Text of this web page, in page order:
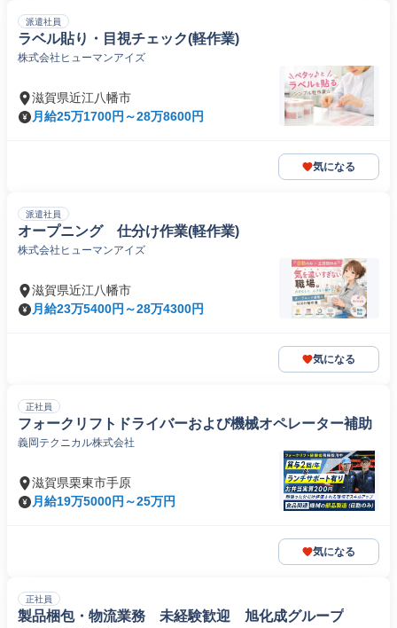
派遣社員
ラベル貼り・目視チェック(軽作業)
株式会社ヒューマンアイズ
滋賀県近江八幡市
月給25万1700円～28万8600円
気になる
派遣社員
オープニング 仕分け作業(軽作業)
株式会社ヒューマンアイズ
滋賀県近江八幡市
月給23万5400円～28万4300円
気になる
正社員
フォークリフトドライバーおよび機械オペレーター補助
義岡テクニカル株式会社
滋賀県栗東市手原
月給19万5000円～25万円
気になる
正社員
製品梱包・物流業務 未経験歓迎 旭化成グループ